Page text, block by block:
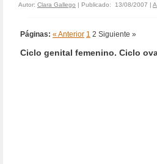
Autor: Clara Gallego | Publicado: 13/08/2007 |
Páginas: « Anterior 1 2 Siguiente »
Ciclo genital femenino. Ciclo